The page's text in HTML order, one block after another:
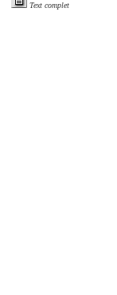
Text complet